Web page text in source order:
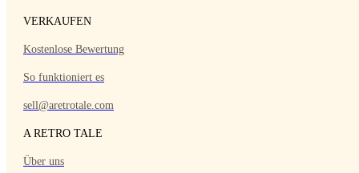
VERKAUFEN
Kostenlose Bewertung
So funktioniert es
sell@aretrotale.com
A RETRO TALE
Über uns